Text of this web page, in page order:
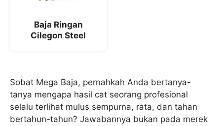
Baja Ringan
Cilegon Steel
Sobat Mega Baja, pernahkah Anda bertanya-
tanya mengapa hasil cat seorang profesional
selalu terlihat mulus sempurna, rata, dan tahan
bertahun-tahun? Jawabannya bukan pada merek